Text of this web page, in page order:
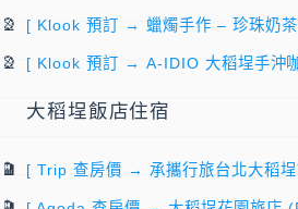
[ Klook 預訂 → 蠟燭手作 – 珍珠奶茶
[ Klook 預訂 → A-IDIO 大稻埕手沖
大稻埕飯店住宿
[ Trip 查房價 → 承攜行旅台北大稻